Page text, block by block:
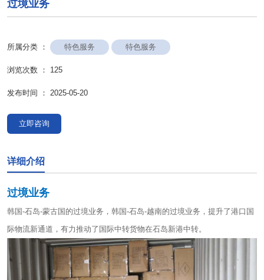
过境业务
所属分类 ： 特色服务 特色服务
浏览次数 ： 125
发布时间 ： 2025-05-20
立即咨询
详细介绍
过境业务
韩国-石岛-蒙古国的过境业务，韩国-石岛-越南的过境业务，提升了港口国
际物流新通道，有力推动了国际中转货物在石岛新港中转。